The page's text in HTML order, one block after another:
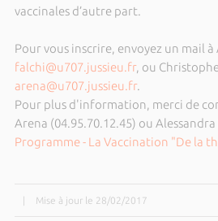
vaccinales d’autre part.
Pour vous inscrire, envoyez un mail à
falchi@u707.jussieu.fr, ou
arena@u707.jussieu.fr.
Pour plus d'information, merci de
Arena (04.95.70.12.45) ou Alessandra
Programme - La Vaccination "De la
Mise à jour le 28/02/2017